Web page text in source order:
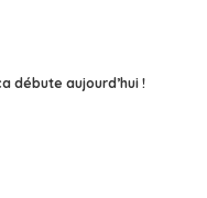
débute aujourd’hui !